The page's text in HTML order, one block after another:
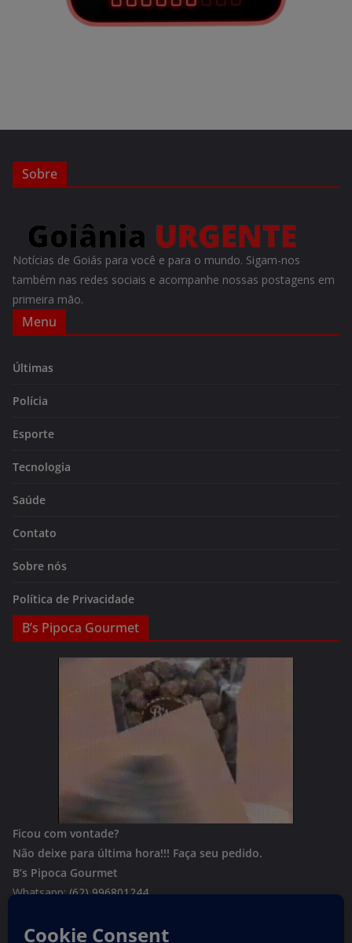
Sobre
Notícias de Goiás para você e para o mundo. Sigam-nos
também nas redes sociais e acompanhe nossas postagens em
primeira mão.
Menu
Últimas
Polícia
Esporte
Tecnologia
Saúde
Contato
Sobre nós
Política de Privacidade
B’s Pipoca Gourmet
Ficou com vontade?
Não deixe para última hora!!! Faça seu pedido.
B’s Pipoca Gourmet
Whatsapp:(62) 996801244